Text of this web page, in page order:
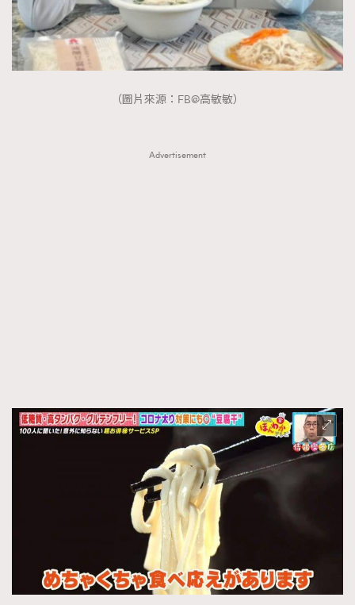
TRENDING
AFrenchMind
DressLikeAParisienne
（圖片來源：FB@高敏敏）
Advertisement